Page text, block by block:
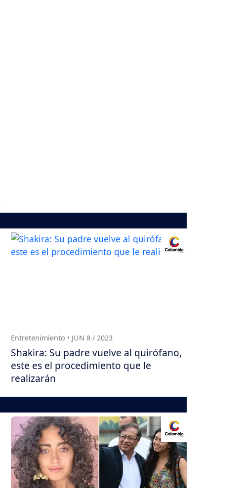
Entretenimiento • JUN 8 / 2023
Shakira: Su padre vuelve al quirófano,
este es el procedimiento que le
realizarán